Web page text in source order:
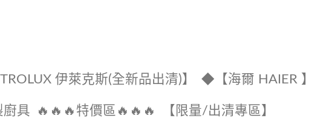
伊萊克斯(全新品出清)】 ◆【海爾 HAIER 】
廚具 🔥🔥🔥特價區🔥🔥🔥 【限量/出清專區】